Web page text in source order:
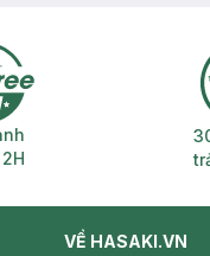
nhanh miễn phí 2H
VỀ HASAKI.VN